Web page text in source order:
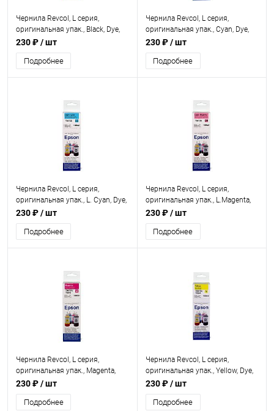
Чернила Revcol, L серия,
оригинальная упак., Black, Dye,
100 мл.
230 ₽/ шт
Подробнее
Чернила Revcol, L серия,
оригинальная упак., Cyan, Dye,
100 мл.
230 ₽/ шт
Подробнее
Чернила Revcol, L серия,
оригинальная упак., L. Cyan, Dye,
100 мл.
230 ₽/ шт
Подробнее
Чернила Revcol, L серия,
оригинальная упак., L.Magenta,
Dye, 100 мл.
230 ₽/ шт
Подробнее
Чернила Revcol, L серия,
оригинальная упак., Magenta,
Dye, 100 мл.
230 ₽/ шт
Подробнее
Чернила Revcol, L серия,
оригинальная упак., Yellow, Dye,
100 мл.
230 ₽/ шт
Подробнее